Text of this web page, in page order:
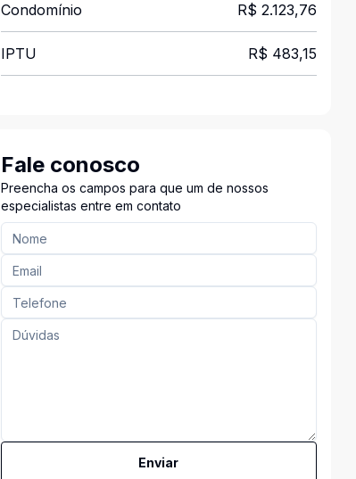
Condomínio R$ 2.123,76
IPTU R$ 483,15
Fale conosco
Preencha os campos para que um de nossos
especialistas entre em contato
Enviar